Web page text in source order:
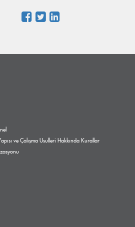
ve Çalışma Usulleri Hakkında Kurallar